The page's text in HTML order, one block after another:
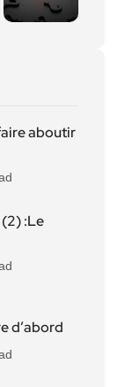
aboutir
:Le
d’abord